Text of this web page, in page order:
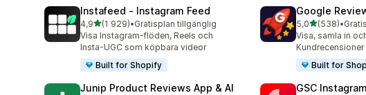
Instafeed ‑ Instagram Feed
4,9av 5 stjärnor
(1 929)
1929 recensioner totalt
•Gratisplan tillgänglig
Visa Instagram-flöden, Reels och
Insta-UGC som köpbara videor
Built for Shopify
Google
5,0av 5 stjärnor
(538)
538 recensioner
•
Visa, samla in
Kundrecensioner
Built for
Junip Product Reviews App & AI GSC